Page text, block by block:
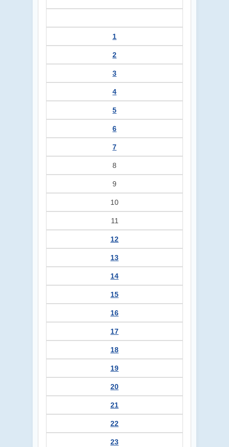
1
2
3
4
5
6
7
8
9
10
11
12
13
14
15
16
17
18
19
20
21
22
23